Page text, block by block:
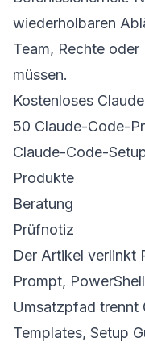
wiederholbaren
Team, Rechte
müssen.
Kostenloses
50 Claude-Code-
Claude-Code-
Produkte
Beratung
Prüfnotiz
Der Artikel verlinkt
Prompt,
Umsatzpfad trennt
Templates, Setup